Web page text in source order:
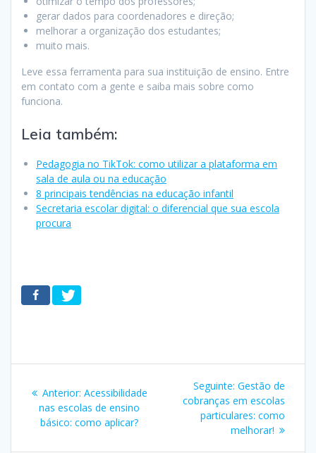
gerar dados para coordenadores e direção;
melhorar a organização dos estudantes;
muito mais.
Leve essa ferramenta para sua instituição de ensino. Entre
em contato com a gente e saiba mais sobre como
funciona.
Leia também:
Pedagogia no TikTok: como utilizar a plataforma em
sala de aula ou na educação
8 principais tendências na educação infantil
Secretaria escolar digital: o diferencial que sua escola
procura
de
Post
Anterior: Post
anterior:
Acessibilidade
nas escolas de ensino
básico: como aplicar?
Seguinte: Post
seguinte:
Gestão de
cobranças em escolas
particulares: como
melhorar!